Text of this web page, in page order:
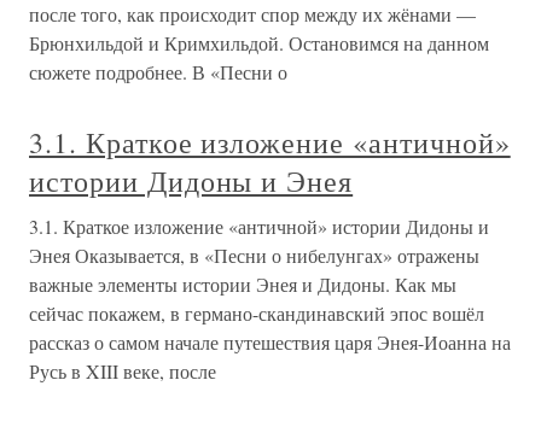
после того, как происходит спор между их жёнами —
Брюнхильдой и Кримхильдой. Остановимся на данном
сюжете подробнее. В «Песни о
3.1. Краткое изложение «античной»
истории Дидоны и Энея
3.1. Краткое изложение «античной» истории Дидоны и
Энея Оказывается, в «Песни о нибелунгах» отражены
важные элементы истории Энея и Дидоны. Как мы
сейчас покажем, в германо-скандинавский эпос вошёл
рассказ о самом начале путешествия царя Энея-Иоанна на
Русь в XIII веке, после